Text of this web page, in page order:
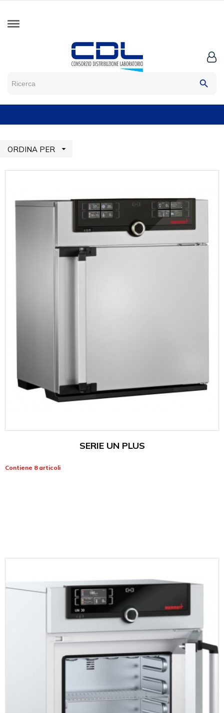
search
ORDINA PER 
SERIE UN PLUS
Contiene 8 articoli